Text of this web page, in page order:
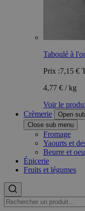
Taboulé à
Prix :7,15 €
4,77 € / kg
Voir le
Crèmerie
Open
Close sub menu
Fromage
Yaourts et
Beurre et
Épicerie
Fruits et légumes